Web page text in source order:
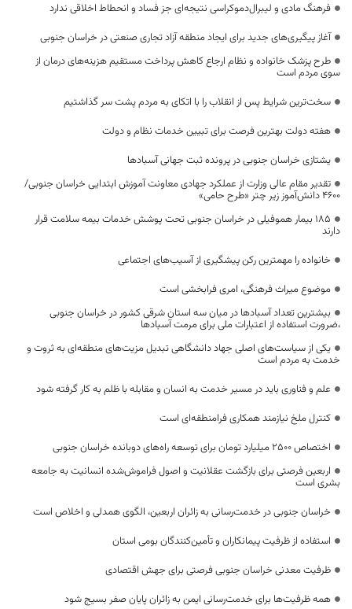
فرهنگ مادی و لیبرال‌دموکراسی نتیجه‌ای جز فساد و انحطاط اخلاقی ندارد
آغاز پیگیری‌های جدید برای ایجاد منطقه آزاد تجاری صنعتی در خراسان جنوبی
طرح پزشک خانواده و نظام ارجاع کاهش پرداخت مستقیم هزینه‌های درمان از
سوی مردم است
سخت‌ترین شرایط پس از انقلاب را با اتکای به مردم پشت سر گذاشتیم
هفته دولت بهترین فرصت برای تبیین خدمات نظام و دولت
یشتازی خراسان جنوبی در پرونده ثبت جهانی آسبادها
تقدیر مقام عالی وزارت از عملکرد جهادی معاونت آموزش ابتدایی خراسان جنوبی/
۴۶۰۰ دانش‌آموز زیر چتر «طرح حامی»
۱۸۵ بیمار هموفیلی در خراسان جنوبی تحت پوشش خدمات بیمه سلامت قرار
دارند
خانواده را مهمترین رکن پیشگیری از آسیب‌های اجتماعی
موضوع میراث فرهنگی، امری فرابخشی است
بیشترین تعداد آسبادها در میان سه استان شرقی کشور در خراسان جنوبی
،ضرورت استفاده از اعتبارات ملی برای مرمت آسبادها
یکی از سیاست‌های اصلی جهاد دانشگاهی تبدیل مزیت‌های منطقه‌ای به ثروت و
خدمت به مردم است
علم و فناوری باید در مسیر خدمت به انسان و مقابله با ظلم به کار گرفته شود
کنترل ملخ نیازمند همکاری فرامنطقه‌ای است
اختصاص 2500 میلیارد تومان برای توسعه راه‌های دوبانده خراسان جنوبی
اربعین فرصتی برای بازگشت عقلانیت و اصول فراموش‌شده انسانیت به جامعه
بشری است
خراسان جنوبی در خدمت‌رسانی به زائران اربعین، الگوی همدلی و اخلاص است
استفاده از ظرفیت پیمانکاران و تأمین‌کنندگان بومی استان
ظرفیت معدنی خراسان جنوبی فرصتی برای جهش اقتصادی
همه ظرفیت‌ها برای خدمت‌رسانی ایمن به زائران پایان صفر بسیج شود